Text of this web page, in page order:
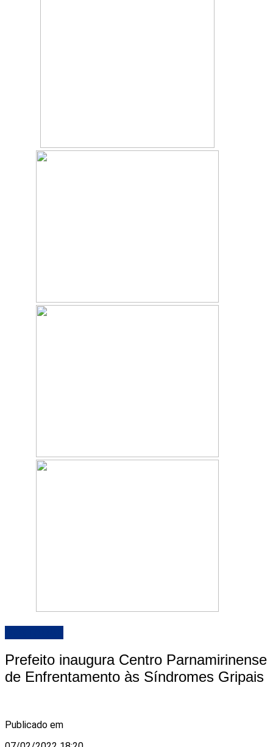
Prefeito inaugura Centro Parnamirinense
de Enfrentamento às Síndromes Gripais
Publicado em